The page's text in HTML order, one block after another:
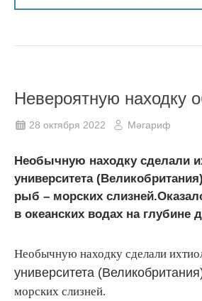
Невероятную находку
28 октября 2022 Мәгариф
Необычную находку сделали
университета
рыб – морских
в океанских водах на глубине
Необычную находку сделали
университета
морских слизней.